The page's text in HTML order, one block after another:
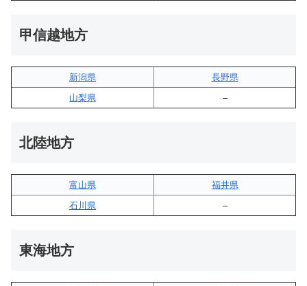
甲信越地方
新潟県
長野県
山梨県
–
北陸地方
富山県
福井県
石川県
–
東海地方